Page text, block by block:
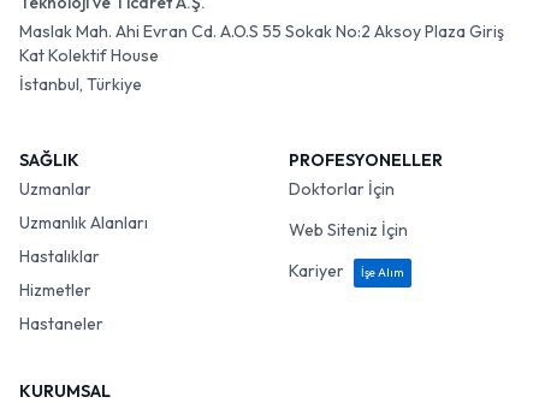
Maslak Mah. Ahi Evran Cd. A.O.S 55 Sokak No:2 Aksoy Plaza Giriş
Kat Kolektif House
İstanbul, Türkiye
SAĞLIK
Uzmanlar
Uzmanlık Alanları
Hastalıklar
Hizmetler
Hastaneler
PROFESYONELLER
Doktorlar İçin
Web Siteniz İçin
Kariyer
İşe Alım
KURUMSAL